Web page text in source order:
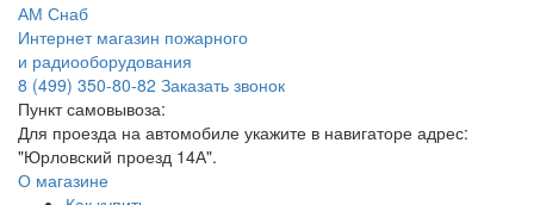
АМ Снаб
Интернет магазин пожарного
и радиооборудования
8 (499) 350-80-82 Заказать звонок
Пункт самовывоза:
Для проезда на автомобиле укажите в навигаторе адрес:
"Юрловский проезд 14А".
О магазине